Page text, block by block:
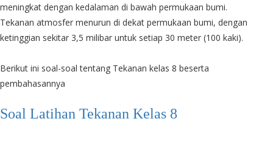
meningkat dengan kedalaman di bawah permukaan bumi.
Tekanan atmosfer menurun di dekat permukaan bumi, dengan
ketinggian sekitar 3,5 milibar untuk setiap 30 meter (100 kaki).
Berikut ini soal-soal tentang Tekanan kelas 8 beserta
pembahasannya
Soal Latihan Tekanan Kelas 8